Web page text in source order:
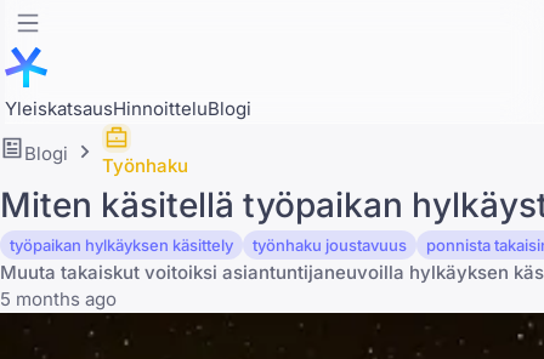
YleiskatsausHinnoitteluBlogi
Blogi
Työnhaku
Miten käsitellä työpaikan
työpaikan hylkäyksen käsittely työnhaku joustavuus ponnista
Muuta takaiskut voitoiksi asiantuntijaneuvoilla hylkäyksen
5 months ago